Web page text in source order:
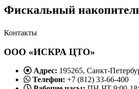
Фискальный
Контакты
ООО «ИСКРА ЦТО»
Адрес: 195265, Санкт-
Телефон: +7 (812) 33-66-400